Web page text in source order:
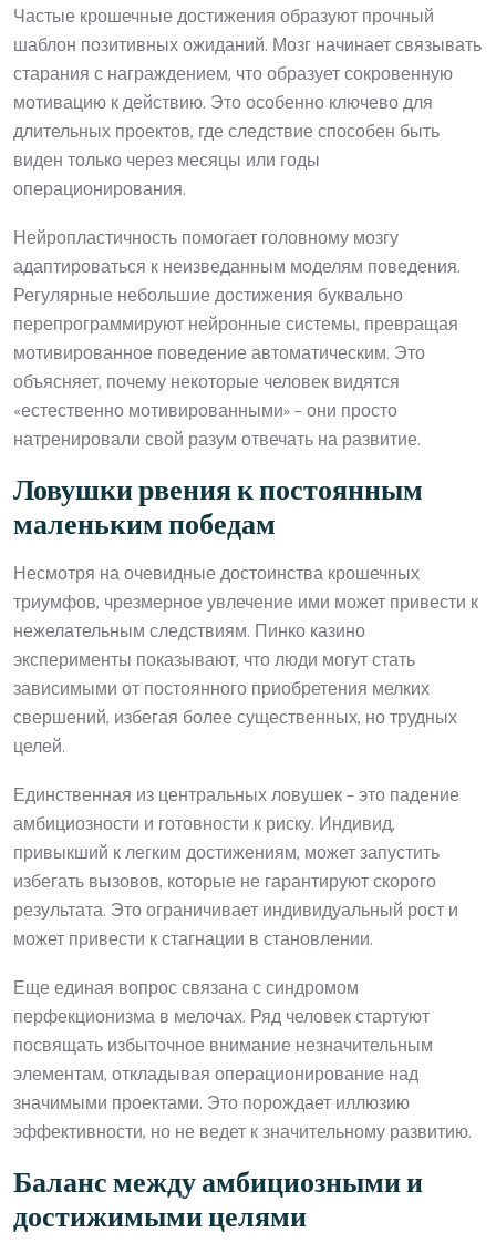
Частые крошечные достижения образуют прочный
шаблон позитивных ожиданий. Мозг начинает связывать
старания с награждением, что образует сокровенную
мотивацию к действию. Это особенно ключево для
длительных проектов, где следствие способен быть
виден только через месяцы или годы
операционирования.
Нейропластичность помогает головному мозгу
адаптироваться к неизведанным моделям поведения.
Регулярные небольшие достижения буквально
перепрограммируют нейронные системы, превращая
мотивированное поведение автоматическим. Это
объясняет, почему некоторые человек видятся
«естественно мотивированными» – они просто
натренировали свой разум отвечать на развитие.
Ловушки рвения к постоянным
маленьким победам
Несмотря на очевидные достоинства крошечных
триумфов, чрезмерное увлечение ими может привести к
нежелательным следствиям. Пинко казино
эксперименты показывают, что люди могут стать
зависимыми от постоянного приобретения мелких
свершений, избегая более существенных, но трудных
целей.
Единственная из центральных ловушек – это падение
амбициозности и готовности к риску. Индивид,
привыкший к легким достижениям, может запустить
избегать вызовов, которые не гарантируют скорого
результата. Это ограничивает индивидуальный рост и
может привести к стагнации в становлении.
Еще единая вопрос связана с синдромом
перфекционизма в мелочах. Ряд человек стартуют
посвящать избыточное внимание незначительным
элементам, откладывая операционирование над
значимыми проектами. Это порождает иллюзию
эффективности, но не ведет к значительному развитию.
Баланс между амбициозными и
достижимыми целями